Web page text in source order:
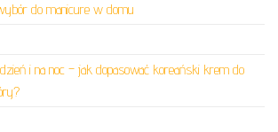
do manicure w domu
i na noc – jak dopasować koreański krem do